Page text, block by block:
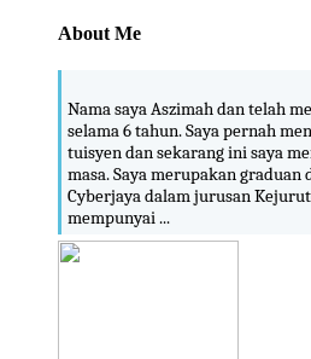
About Me
Nama saya Aszimah dan telah
selama 6 tahun. Saya pernah
tuisyen dan sekarang ini saya
masa. Saya merupakan
Cyberjaya dalam jurusan
mempunyai ...